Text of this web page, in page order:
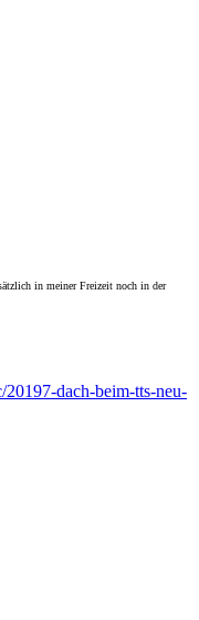
in meiner Freizeit noch in der
dach-beim-tts-neu-